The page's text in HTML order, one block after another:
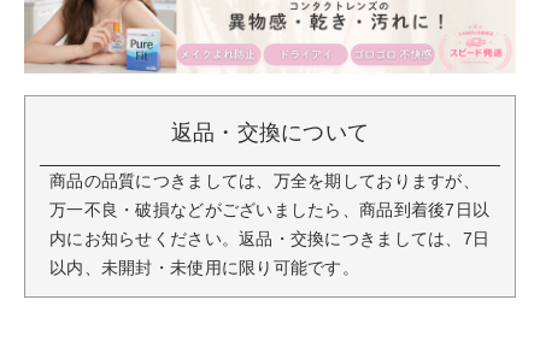
返品・交換について
商品の品質につきましては、万全を期しておりますが、
万一不良・破損などがございましたら、商品到着後7日以
内にお知らせください。返品・交換につきましては、7日
以内、未開封・未使用に限り可能です。